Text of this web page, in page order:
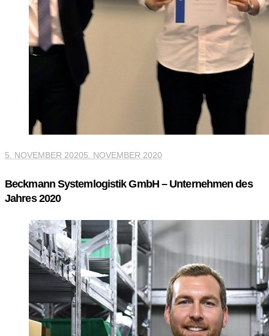
5. NOVEMBER 20205. NOVEMBER 2020
Beckmann Systemlogistik GmbH – Unternehmen des
Jahres 2020